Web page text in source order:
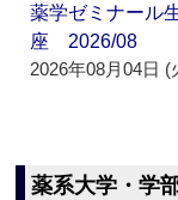
薬学ゼミナール
座 2026/08
2026年08月04日 (
薬系大学・学